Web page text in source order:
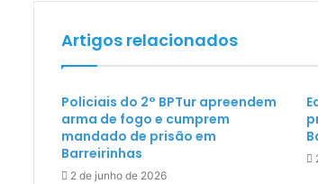
Artigos relacionados
Policiais do 2° BPTur apreendem
arma de fogo e cumprem
mandado de prisão em
Barreirinhas
2 de junho de 2026